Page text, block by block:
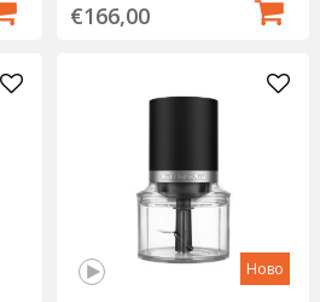
€166,00
Ново